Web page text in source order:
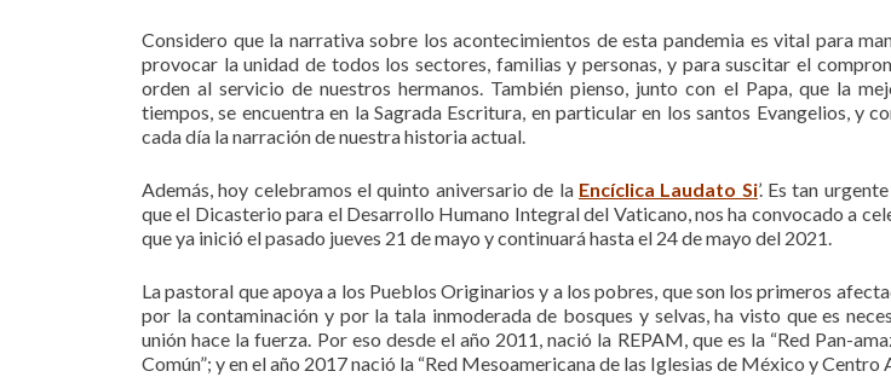
Considero que la narrativa sobre los acontecimientos de esta pandemia es vital para
provocar la unidad de todos los sectores, familias y personas, y para suscitar el
orden al servicio de nuestros hermanos. También pienso, junto con el Papa, que la
tiempos, se encuentra en la Sagrada Escritura, en particular en los santos Evangelios, y
cada día la narración de nuestra historia actual.
Además, hoy celebramos el quinto aniversario de la Encíclica Laudato Si’. Es tan
que el Dicasterio para el Desarrollo Humano Integral del Vaticano, nos ha convocado a
que ya inició el pasado jueves 21 de mayo y continuará hasta el 24 de mayo del 2021.
La pastoral que apoya a los Pueblos Originarios y a los pobres, que son los primeros
por la contaminación y por la tala inmoderada de bosques y selvas, ha visto que es
unión hace la fuerza. Por eso desde el año 2011, nació la REPAM, que es la “Red Pan-
Común”; y en el año 2017 nació la “Red Mesoamericana de las Iglesias de México y Centro